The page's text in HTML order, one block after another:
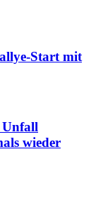
Start mit
Unfall
wieder